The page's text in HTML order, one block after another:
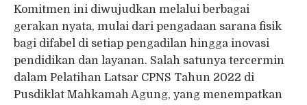
Komitmen ini diwujudkan melalui berbagai
gerakan nyata, mulai dari pengadaan sarana fisik
bagi difabel di setiap pengadilan hingga inovasi
pendidikan dan layanan. Salah satunya tercermin
dalam Pelatihan Latsar CPNS Tahun 2022 di
Pusdiklat Mahkamah Agung, yang menempatkan